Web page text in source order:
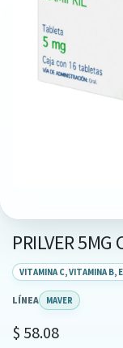
PRILVER
VITAMINA C, VITAMINA B,
LÍNEA MAVER
$ 58.08